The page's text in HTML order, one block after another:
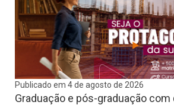
Publicado em 4 de agosto de 2026
Graduação e pós-graduação